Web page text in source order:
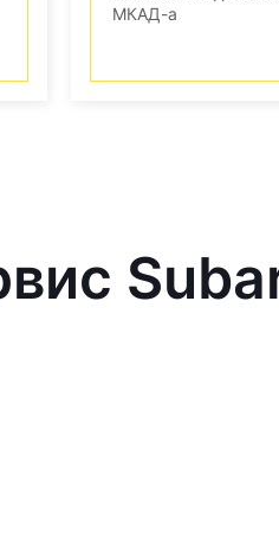
МКАД-а